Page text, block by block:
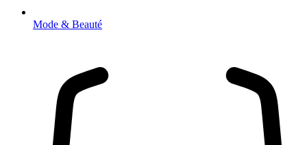
Mode & Beauté